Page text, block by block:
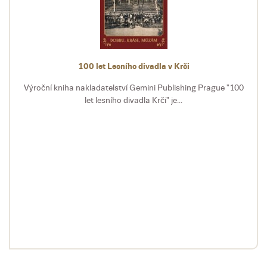
100 let Lesního divadla v Krči
Výroční kniha nakladatelství Gemini Publishing Prague "100
let lesního divadla Krči" je...